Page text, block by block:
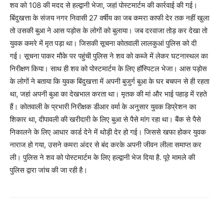
शव को 108 की मदद से हल्द्वानी भेजा, जहां पोस्टमार्टम की कार्रवाई की गई।
बिंदुखत्ता के संजय नगर निवासी 27 वर्षीय का जब कमरा काफी देर तक नहीं खुला
तो उसकी बुआ ने आस पड़ोस के लोगों को बुलाया। जब दरवाजा तोड़ कर देखा तो
युवक कमरे में मृत पड़ा था। जिसकी सूचना कोतवाली लालकुआं पुलिस को दी
गई। सूचना पाकर मौके पर पहुंची पुलिस ने शव को कब्जे में लेकर घटनास्थल का
निरीक्षण किया। साथ ही शव को पोस्टमार्टम के लिए हॉस्पिटल भेजा। आस पड़ोस
के लोगों ने बताया कि युवक बिंदुखत्ता में अपनी बुजुर्ग बुआ के घर बचपन से ही रहता
था, जहां अपनी बुआ का देखभाल करता था। मृतक की मां और भाई पहाड़ में रहते
हैं। कोतवाली के प्रभारी निरीक्षक डीआर वर्मा के अनुसार युवक डिप्रेशन का
शिकार था, दीपावली की खरीदारी के लिए बुआ से पैसे मांग रहा था। बैंक से पैसे
निकालने के लिए आधार कार्ड देने में थोड़ी देर हो गई। जिससे खफा होकर युवक
नाराज हो गया, उसने कमरा अंदर से बंद करके अपनी जीवन लीला समाप्त कर
ली। पुलिस ने शव को पोस्टमार्टम के लिए हल्द्वानी भेज दिया है. पूरे मामले की
पुलिस द्वारा जांच की जा रही है।